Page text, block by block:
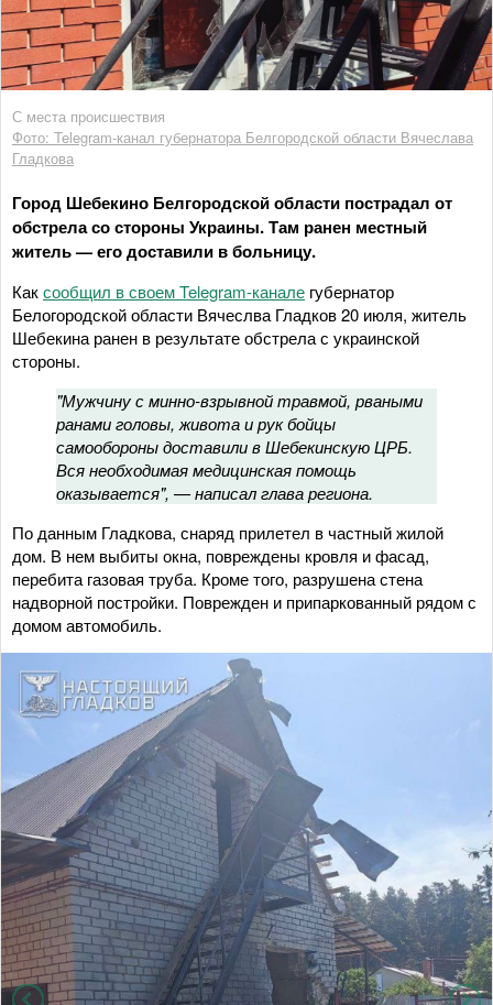
С места происшествия
Фото: Telegram-канал губернатора Белгородской области Вячеслава
Гладкова
Город Шебекино Белгородской области пострадал от
обстрела со стороны Украины. Там ранен местный
житель — его доставили в больницу.
Каксообщил в своем Telegram-канале губернатор
Белогородской области Вячеслва Гладков 20 июля, житель
Шебекина ранен в результате обстрела с украинской
стороны.
"Мужчину с минно-взрывной травмой, рваными
ранами головы, живота и рук бойцы
самообороны доставили в Шебекинскую ЦРБ.
Вся необходимая медицинская помощь
оказывается", — написал глава региона.
По данным Гладкова, снаряд прилетел в частный жилой
дом. В нем выбиты окна, повреждены кровля и фасад,
перебита газовая труба. Кроме того, разрушена стена
надворной постройки. Поврежден и припаркованный рядом с
домом автомобиль.